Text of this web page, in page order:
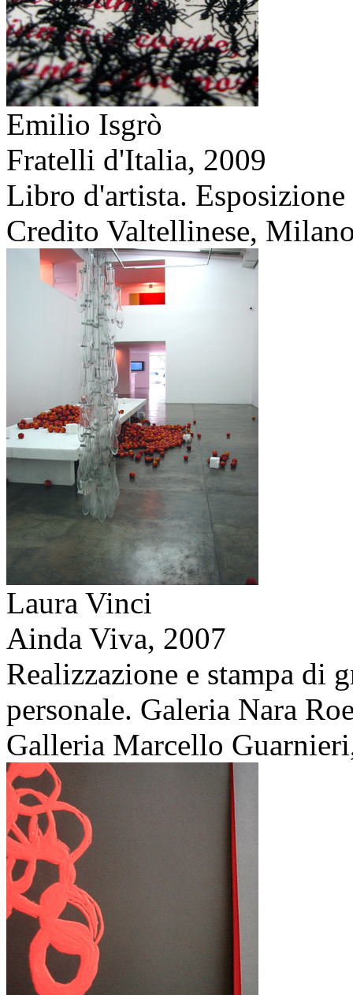
Emilio Isgrò
Fratelli d'Italia, 2009
Libro d'artista.
Credito Valtellinese,
Laura Vinci
Ainda Viva, 2007
Realizzazione e stampa di
personale. Galeria Nara
Galleria Marcello